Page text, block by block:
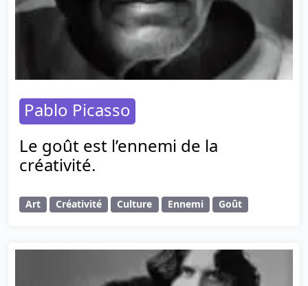
Pablo Picasso
Le goût est l’ennemi de la
créativité.
Art Créativité Culture Ennemi Goût